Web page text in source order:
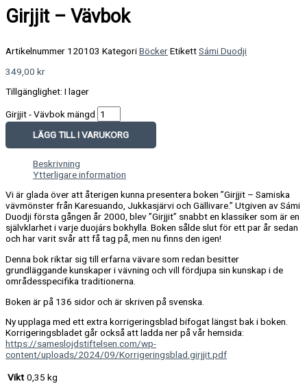
Girjjit – Vävbok
Artikelnummer 120103 KategoriBöckerEtikettSámi Duodji
349,00 kr
Tillgänglighet: I lager
Girjjit - Vävbok mängd
LÄGG TILL I VARUKORG
Beskrivning
Ytterligare information
Vi är glada över att återigen kunna presentera boken ”Girjjit – Samiska
vävmönster från Karesuando, Jukkasjärvi och Gällivare.” Utgiven av Sámi
Duodji första gången år 2000, blev ”Girjjit” snabbt en klassiker som är en
självklarhet i varje duojárs bokhylla. Boken sålde slut för ett par år sedan
och har varit svår att få tag på, men nu finns den igen!
Denna bok riktar sig till erfarna vävare som redan besitter
grundläggande kunskaper i vävning och vill fördjupa sin kunskap i de
områdesspecifika traditionerna.
Boken är på 136 sidor och är skriven på svenska.
Ny upplaga med ett extra korrigeringsblad bifogat längst bak i boken.
Korrigeringsbladet går också att ladda ner på vår hemsida:
https://sameslojdstiftelsen.com/wp-
content/uploads/2024/09/Korrigeringsblad.girjjit.pdf
Vikt 0,35 kg